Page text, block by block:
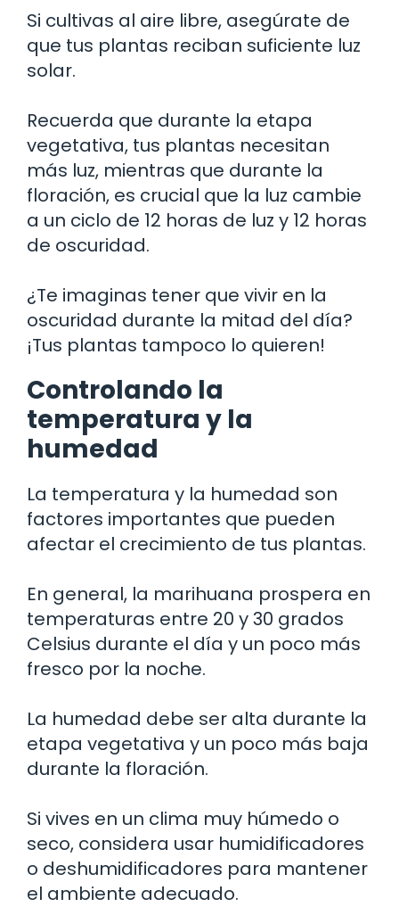
Si cultivas al aire libre, asegúrate de
que tus plantas reciban suficiente luz
solar.
Recuerda que durante la etapa
vegetativa, tus plantas necesitan
más luz, mientras que durante la
floración, es crucial que la luz cambie
a un ciclo de 12 horas de luz y 12 horas
de oscuridad.
¿Te imaginas tener que vivir en la
oscuridad durante la mitad del día?
¡Tus plantas tampoco lo quieren!
Controlando la
temperatura y la
humedad
La temperatura y la humedad son
factores importantes que pueden
afectar el crecimiento de tus plantas.
En general, la marihuana prospera en
temperaturas entre 20 y 30 grados
Celsius durante el día y un poco más
fresco por la noche.
La humedad debe ser alta durante la
etapa vegetativa y un poco más baja
durante la floración.
Si vives en un clima muy húmedo o
seco, considera usar humidificadores
o deshumidificadores para mantener
el ambiente adecuado.